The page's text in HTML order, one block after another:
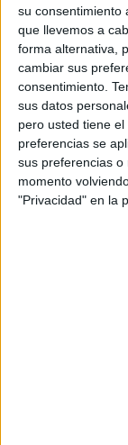
su consentimiento
que llevemos a
forma alternativa,
cambiar sus
consentimiento.
sus datos
pero usted tiene
preferencias se
sus preferencias
momento
"Privacidad" en la